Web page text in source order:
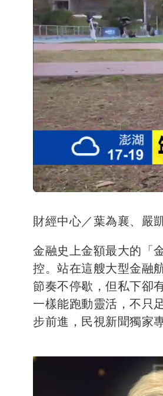
財經中心／葉為襄、
金融史上金額最大的「
控。站在這艘大型金融
節奏不停歇，但私下卻
一樣能跑動靈活，不只
步前進，民視新聞獨家